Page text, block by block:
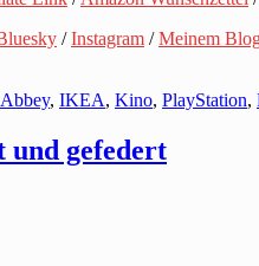
/Instagram /Meinem
, IKEA, Kino, PlayStation,
und gefedert